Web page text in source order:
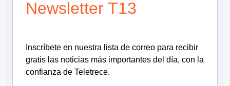
Newsletter T13
Inscríbete en nuestra lista de correo para recibir
gratis las noticias más importantes del día, con la
confianza de Teletrece.